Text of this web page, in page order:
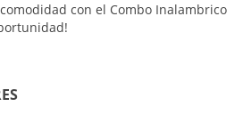
con el Combo Inalambrico